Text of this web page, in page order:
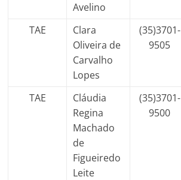
Avelino
TAE
Clara
Oliveira de
Carvalho
Lopes
(35)3701-
9505
TAE
Cláudia
Regina
Machado
de
Figueiredo
Leite
(35)3701-
9500